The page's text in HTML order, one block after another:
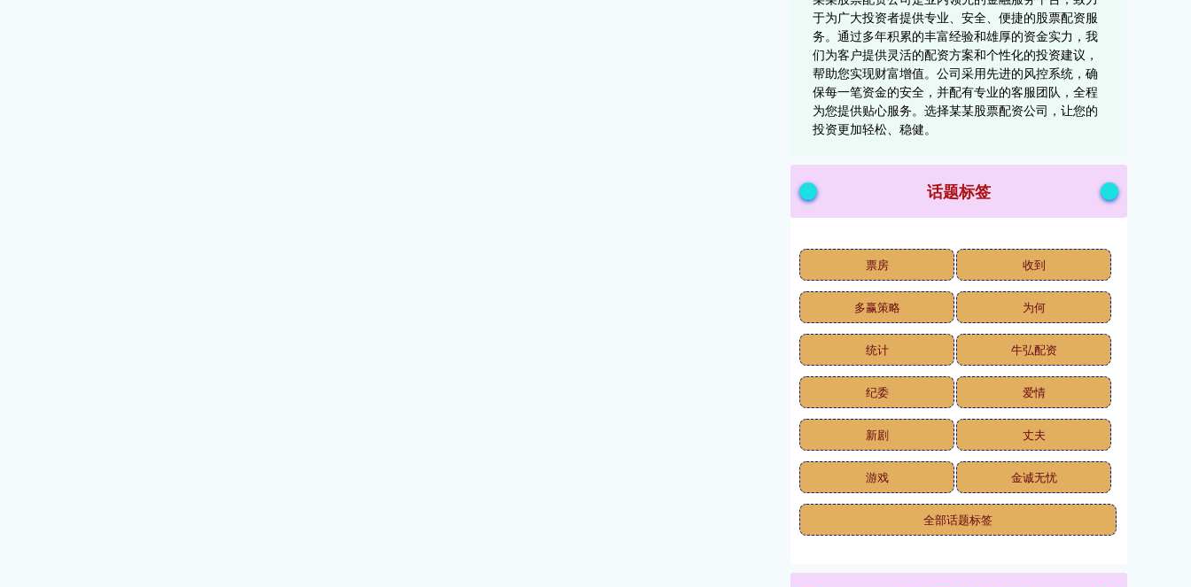
于为广大投资者提供专业、安全、便捷的股票配资服
务。通过多年积累的丰富经验和雄厚的资金实力，我
们为客户提供灵活的配资方案和个性化的投资建议，
帮助您实现财富增值。公司采用先进的风控系统，确
保每一笔资金的安全，并配有专业的客服团队，全程
为您提供贴心服务。选择某某股票配资公司，让您的
投资更加轻松、稳健。
话题标签
票房 收到
多赢策略 为何
统计 牛弘配资
纪委 爱情
新剧 丈夫
游戏 金诚无忧
全部话题标签